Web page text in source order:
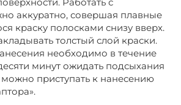
аккуратно, совершая плавные
краску полосками снизу вверх.
толстый слой краски.
необходимо в течение
минут ожидать подсыхания
приступать к нанесению